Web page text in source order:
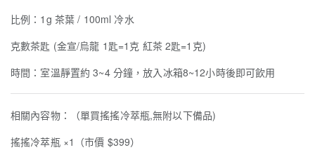
比例：1g 茶葉 / 100ml 冷水
克數茶匙 (金宣/烏龍 1匙=1克 紅茶 2匙=1克)
時間：室溫靜置約 3~4 分鐘，放入冰箱8~12小時後即可飲用
相關內容物：（單買搖搖冷萃瓶,無附以下備品)
搖搖冷萃瓶 ×1（市價 $399）